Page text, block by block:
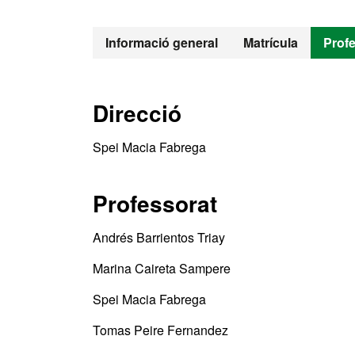
Informació general Matrícula
Direcció
Spei Macia Fabrega
Professorat
Andrés Barrientos Triay
Marina Caireta Sampere
Spei Macia Fabrega
Tomas Peire Fernandez